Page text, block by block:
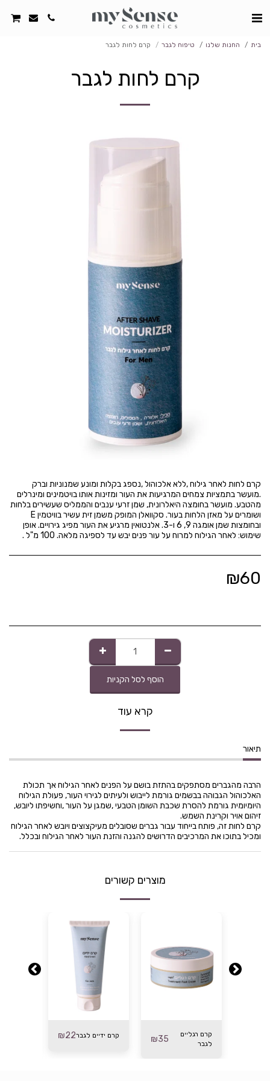
בית החנות שלנו טיפוח לגבר קרם לחות לגבר
קרם לחות לגבר
קרם לחות לאחר גילוח ,ללא אלכוהול ,נספג בקלות ומונע שמנוניות וברק
.מועשר בתמציות צמחים המרגיעות את העור ומזינות אותו בויטמינים ומינרלים
מהטבע. מועשר בחומצה היאלרונית, שמן זרעי ענבים והממליס שעשירים בלחות
ושומרים על מאזן הלחות בעור. סקוואלן המופק משמן זית עשיר בוויטמין E
ובחומצות שמן אומגה 9, 6 ו-3. אלנטואין מרגיע את העור מפיג גירויים. אופן
שימוש: לאחר הגילוח למרוח על עור פנים יבש עד לספיגה מלאה. 100 מ"ל .
₪60
הוסף לסל הקניות
קרא עוד
תיאור
הרבה מהגברים מסתפקים בהתזת בושם על הפנים לאחר הגילוח אך תכולת
האלכוהול הגבוהה בבשמים גורמת לייבוש ולעיתים לגירוי העור, פעולת הגילוח
היומיומית גורמת להסרת שכבת השומן הטבעי ,שמגן על העור ,וחשיפתו ליובש,
זיהום אויר וקרינת השמש.
קרם לחות זה, פותח בייחוד עבור גברים שסובלים מעיקצוצים ויובש לאחר הגילוח
ומכיל בתוכו את המרכיבים הדרושים להגנה והזנת העור לאחר הגילוח ובכלל.
מוצרים קשורים
קרם רגליים
לגבר
₪35 קרם ידיים לגבר ₪22